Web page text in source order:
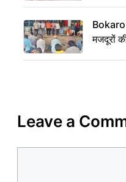
Bokaro
मजदूरों
Leave a